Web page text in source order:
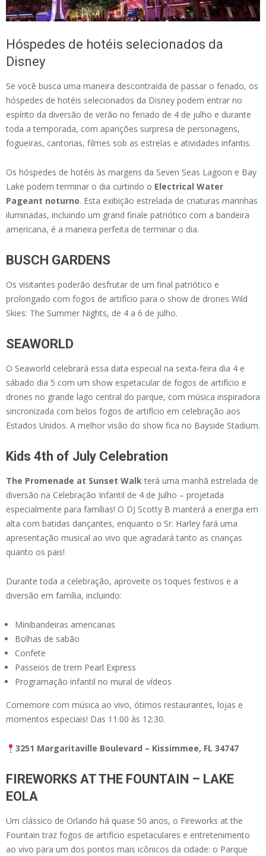
Hóspedes de hotéis selecionados da
Disney
Se você busca uma maneira descontraída de passar o feriado, os
hóspedes de hotéis selecionados da Disney podem entrar no
espírito da diversão de verão no feriado de 4 de julho e durante
toda a temporada, com aparições surpresa de personagens,
fogueiras, cantorias, filmes sob as estrelas e atividades infantis.
Os hóspedes de hotéis às margens da Seven Seas Lagoon e Bay
Lake podem terminar o dia curtindo o Electrical Water
Pageant noturno. Esta exibição estrelada de criaturas marinhas
iluminadas, incluindo um grand finale patriótico com a bandeira
americana, é a maneira perfeita de terminar o dia.
BUSCH GARDENS
Os visitantes poderão desfrutar de um final patriótico e
prolongado com fogos de artifício para o show de drones Wild
Skies: The Summer Nights, de 4 a 6 de julho.
SEAWORLD
O Seaworld celebrará essa data especial na sexta-feira dia 4 e
sábado dia 5 com um show espetacular de fogos de artifício e
drones no grande lago central do parque, com música inspiradora
sincronizada com belos fogos de artifício em celebração aos
Estados Unidos. A melhor visão do show fica no Bayside Stadium.
Kids 4th of July Celebration
The Promenade at Sunset Walkterá uma manhã estrelada de
diversão na Celebração Infantil de 4 de Julho – projetada
especialmente para famílias! O DJ Scotty B manterá a energia em
alta com batidas dançantes, enquanto o Sr. Harley fará uma
apresentação musical ao vivo que agradará tanto as crianças
quanto os pais!
Durante toda a celebração, aproveite os toques festivos e a
diversão em família, incluindo:
Minibandeiras americanas
Bolhas de sabão
Confete
Passeios de trem Pearl Express
Programação infantil no mural de vídeos
Comemore com música ao vivo, ótimos restaurantes, lojas e
momentos especiais! Das 11:00 às 12:30.
3251 Margaritaville Boulevard – Kissimmee, FL 34747
FIREWORKS AT THE FOUNTAIN – LAKE
EOLA
Um clássico de Orlando há quase 50 anos, o Fireworks at the
Fountain traz fogos de artifício espetaculares e entretenimento
ao vivo para um dos pontos mais icônicos da cidade: o Parque